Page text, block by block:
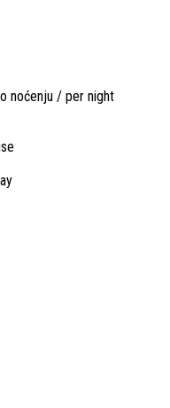
noćenju / per night